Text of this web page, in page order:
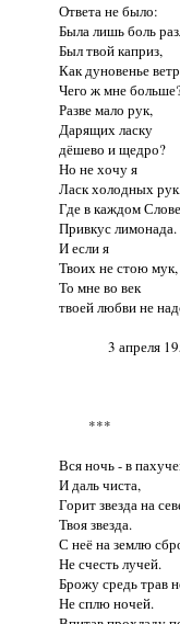
Ответа не было:
Была лишь боль
Был твой каприз,
Как дуновенье
Чего ж мне
Разве мало рук,
Дарящих ласку
дёшево и щедро?
Но не хочу я
Ласк холодных
Где в каждом Слове
Привкус лимонада.
И если я
Твоих не стою мук,
То мне во век
твоей любви не
3 апреля
         ***
Вся ночь - в
И даль чиста,
Горит звезда на
Твоя звезда.
С неё на землю
Не счесть лучей.
Брожу средь трав
Не сплю ночей.